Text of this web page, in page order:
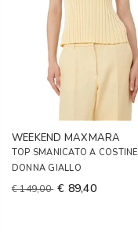
WEEKEND MAXMARA
TOP SMANICATO A COSTINE
DONNA GIALLO
€ 149,00 € 89,40